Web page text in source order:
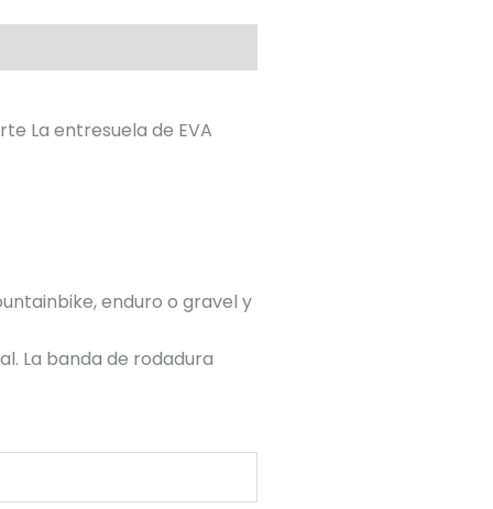
La entresuela de EVA
enduro o gravel y
La banda de rodadura